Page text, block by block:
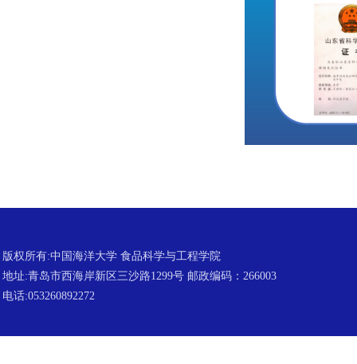
版权所有:中国海洋大学 食品科学与工程学院
地址:青岛市西海岸新区三沙路1299号 邮政编码：266003
电话:053260892272